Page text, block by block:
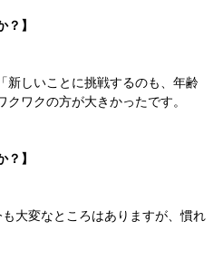
？】
新しいことに挑戦するのも、年齢
ワクの方が大きかったです。
？】
大変なところはありますが、慣れ